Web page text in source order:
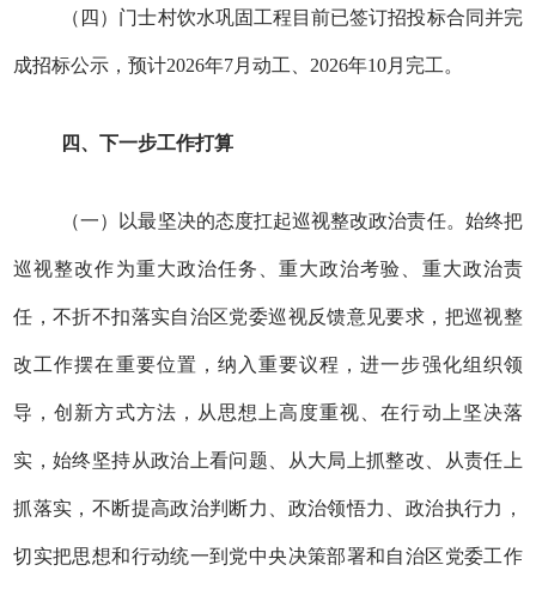
（四）门士村饮水巩固工程目前已签订招投标合同并完
成招标公示，预计2026年7月动工、2026年10月完工。
四、下一步工作打算
（一）以最坚决的态度扛起巡视整改政治责任。始终把
巡视整改作为重大政治任务、重大政治考验、重大政治责
任，不折不扣落实自治区党委巡视反馈意见要求，把巡视整
改工作摆在重要位置，纳入重要议程，进一步强化组织领
导，创新方式方法，从思想上高度重视、在行动上坚决落
实，始终坚持从政治上看问题、从大局上抓整改、从责任上
抓落实，不断提高政治判断力、政治领悟力、政治执行力，
切实把思想和行动统一到党中央决策部署和自治区党委工作